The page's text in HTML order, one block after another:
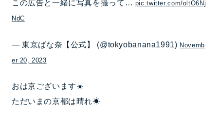
この広告と一緒に写真を撮って… pic.twitter.com/oltO6Nj
NdC
— 東京ばな奈【公式】 (@tokyobanana1991) Novemb
er 20, 2023
おは京ございます☀️
ただいまの京都は晴れ☀